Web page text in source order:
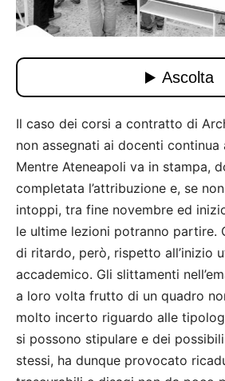
Il caso dei corsi a contratto di
non assegnati ai docenti continua
Mentre Ateneapoli va in stampa,
completata l’attribuzione e, se
intoppi, tra fine novembre ed
le ultime lezioni potranno partire.
di ritardo, però, rispetto all’inizio
accademico. Gli slittamenti
a loro volta frutto di un quadro
molto incerto riguardo alle
si possono stipulare e dei
stessi, ha dunque provocato